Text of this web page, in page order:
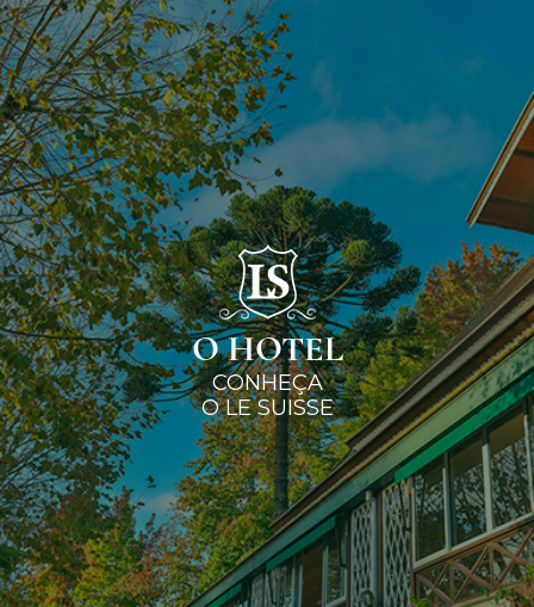
O HOTEL
CONHEÇA
O LE SUISSE